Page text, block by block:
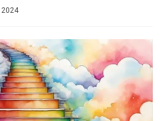
2024